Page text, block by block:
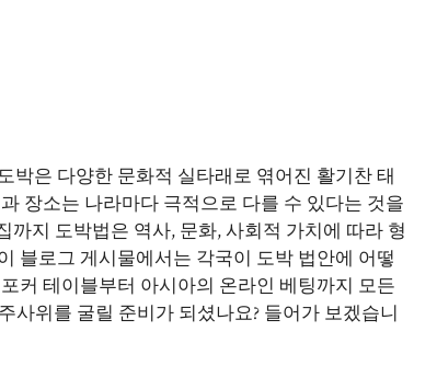
박은 다양한 문화적 실타래로 엮어진 활기찬 태
장소는 나라마다 극적으로 다를 수 있다는 것을
지 도박법은 역사, 문화, 사회적 가치에 따라 형
블로그 게시물에서는 각국이 도박 법안에 어떻
커 테이블부터 아시아의 온라인 베팅까지 모든
위를 굴릴 준비가 되셨나요? 들어가 보겠습니